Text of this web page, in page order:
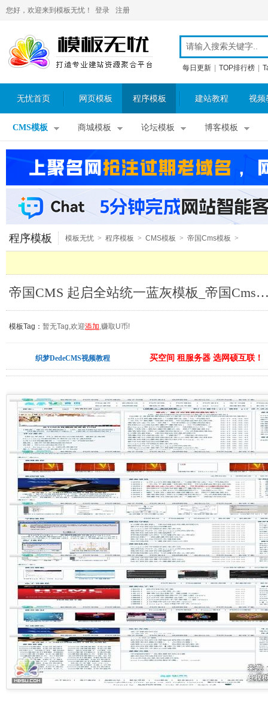
您好，欢迎来到模板无忧！ 登录 注册
每日更新 TOP排行榜
无忧首页 网页模板 程序模板 建站教程 视频
CMS模板 商城模板 论坛模板 博客模板
程序模板 模板无忧 > 程序模板 > CMS模板 > 帝国Cms模板 >
帝国CMS 起启全站统一蓝灰模板
模板Tag： 暂无Tag,欢迎添加,赚取U币!
织梦DedeCMS视频教程 买空间 租服务器 选网硕互联！